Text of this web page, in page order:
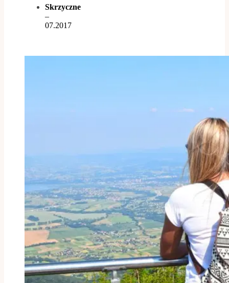
Skrzyczne
–
07.2017